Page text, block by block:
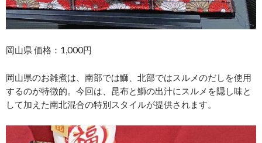
岡山県 価格：1,000円
岡山県のお雑煮は、南部では鰤、北部ではスルメのだしを使用
するのが特徴的。今回は、昆布と鰤の出汁にスルメを隠し味と
して加えた南北混合の特別スタイルが提供されます。